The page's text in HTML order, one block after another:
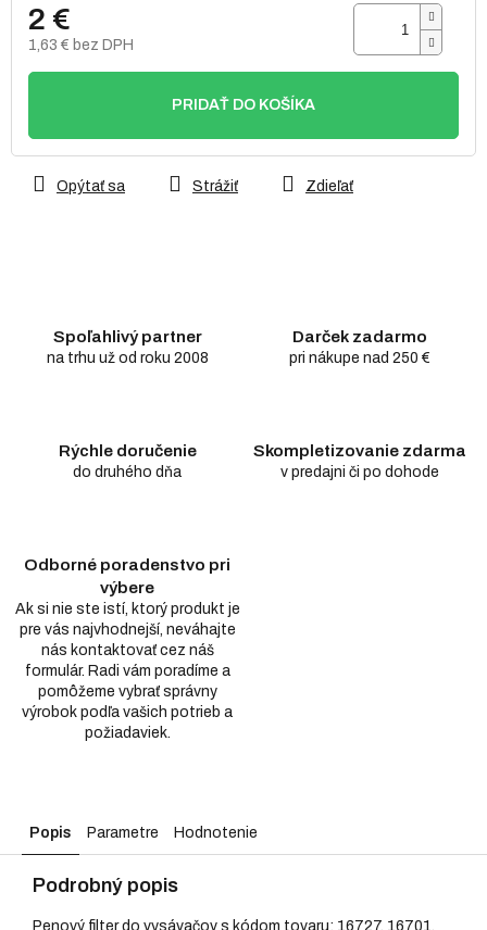
2 €
1,63 € bez DPH
Jednotková
PRIDAŤ DO KOŠÍKA
Opýtať sa Strážiť Zdieľať
Spoľahlivý partner
na trhu už od roku 2008
Darček zadarmo
pri nákupe nad 250 €
Rýchle doručenie
do druhého dňa
Skompletizovanie zdarma
v predajni či po dohode
Odborné poradenstvo pri
výbere
Ak si nie ste istí, ktorý produkt je
pre vás najvhodnejší, neváhajte
nás kontaktovať cez náš
formulár. Radi vám poradíme a
pomôžeme vybrať správny
výrobok podľa vašich potrieb a
požiadaviek.
Popis Parametre Hodnotenie
Podrobný popis
Penový filter do vysávačov s kódom tovaru: 16727, 16701,